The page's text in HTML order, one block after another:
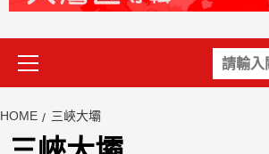
關
鍵
Primary
Menu
HOME 三峽大壩